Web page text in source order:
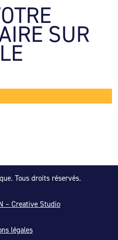
SUR
Tous droits réservés.
– Creative Studio
légales